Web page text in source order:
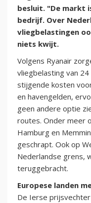
besluit. "De markt
bedrijf. Over
vliegbelastingen
niets kwijt.
Volgens Ryanair
vliegbelasting van
stijgende kosten
en havengelden,
geen andere optie
routes. Onder meer
Hamburg en
geschrapt. Ook op
Nederlandse grens,
teruggebracht.
Europese landen
De Ierse